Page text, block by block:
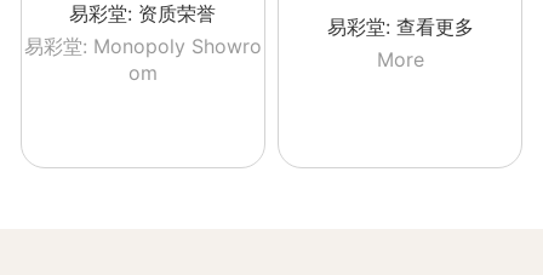
易彩堂: 资质荣誉
易彩堂: Monopoly Showro
om
易彩堂: 查看更多
More